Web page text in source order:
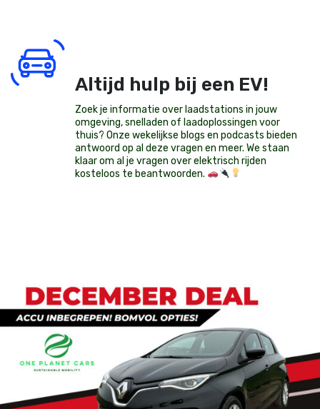
Altijd hulp bij een EV!
Zoek je informatie over laadstations in jouw
omgeving, snelladen of laadoplossingen voor
thuis? Onze wekelijkse blogs en podcasts bieden
antwoord op al deze vragen en meer. We staan
klaar om al je vragen over elektrisch rijden
kosteloos te beantwoorden.